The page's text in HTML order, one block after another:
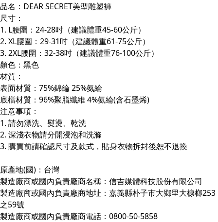
品名：DEAR SECRET美型雕塑褲
尺寸：
1. L腰圍：24-28吋（建議體重45-60公斤）
2. XL腰圍：29-31吋（建議體重61-75公斤）
3. 2XL腰圍：32-38吋（建議體重76-100公斤）
顏色：黑色
材質：
表面材質：75%錦綸 25%氨綸
底檔材質：96%聚脂纖維 4%氨綸(含石墨烯)
注意事項：
1. 請勿漂洗、熨燙、乾洗
2. 深淺衣物請分開浸泡和洗滌
3. 購買前請確認尺寸及款式，貼身衣物拆封後恕不退換
原產地(國)：台灣
製造廠商或國內負責廠商名稱：信吉媒體科技股份有限公司
製造廠商或國內負責廠商地址：嘉義縣朴子市大鄉里大槺榔253
之59號
製造廠商或國內負責廠商電話：0800-50-5858